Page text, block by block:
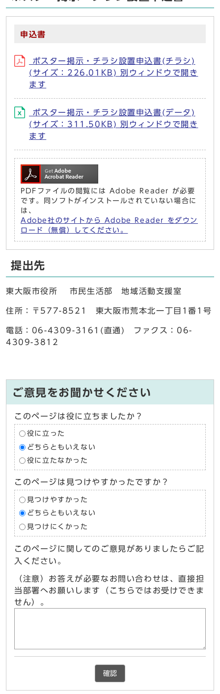
申込書
ポスター掲示・チラシ設置申込書(チラシ)
(サイズ：226.01KB) 別ウィンドウで開き
ます
ポスター掲示・チラシ設置申込書(データ)
(サイズ：311.50KB) 別ウィンドウで開き
ます
PDFファイルの閲覧には Adobe Reader が必要
です。同ソフトがインストールされていない場合に
は、
Adobe社のサイトから Adobe Reader をダウン
ロード（無償）してください。
提出先
東大阪市役所 市民生活部 地域活動支援室
住所：〒577-8521 東大阪市荒本北一丁目1番1号
電話：06-4309-3161(直通) ファクス：06-
4309-3812
ご意見をお聞かせください
このページは役に立ちましたか？
役に立った
どちらともいえない
役に立たなかった
このページは見つけやすかったですか？
見つけやすかった
どちらともいえない
見つけにくかった
このページに関してのご意見がありましたらご記
入ください。
（注意）お答えが必要なお問い合わせは、直接担
当部署へお願いします（こちらではお受けできま
せん）。
確認